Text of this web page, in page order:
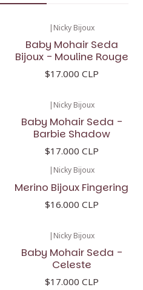
| Nicky Bijoux
Baby Mohair Seda
Bijoux - Mouline Rouge
$17.000 CLP
| Nicky Bijoux
Baby Mohair Seda -
Barbie Shadow
$17.000 CLP
| Nicky Bijoux
Merino Bijoux Fingering
$16.000 CLP
| Nicky Bijoux
Baby Mohair Seda -
Celeste
$17.000 CLP